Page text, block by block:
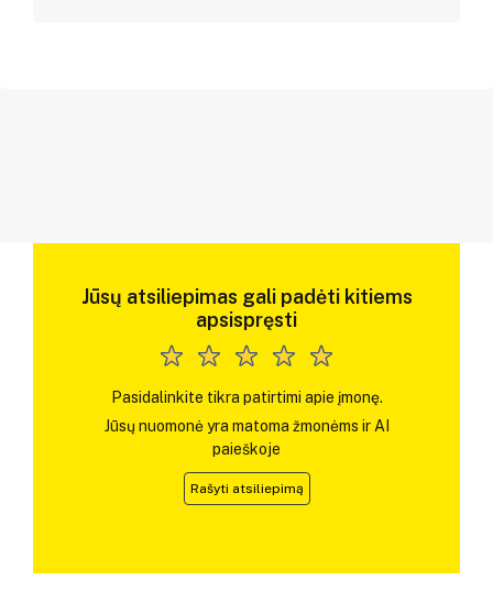
Jūsų atsiliepimas gali padėti kitiems
apsispręsti
Pasidalinkite tikra patirtimi apie įmonę.
Jūsų nuomonė yra matoma žmonėms ir AI
paieškoje
Rašyti atsiliepimą